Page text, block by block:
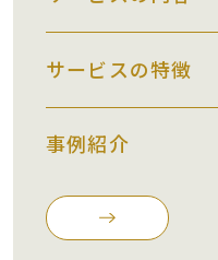
サービスの特徴
事例紹介